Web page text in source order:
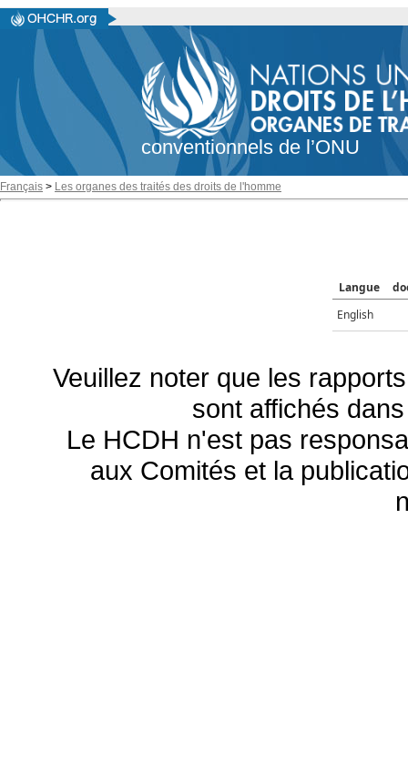
conventionnels de l’ONU
Français > Les organes des traités des droits de l'homme
Langue
English
Veuillez noter que les
sont affichés
Le HCDH n'est pas
aux Comités et la